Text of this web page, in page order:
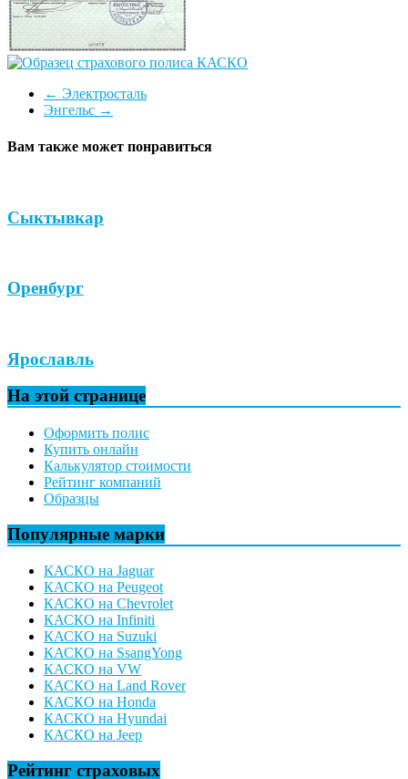
← Электросталь
Энгельс →
Вам также может понравиться
Сыктывкар
Оренбург
Ярославль
На этой странице
Оформить полис
Купить онлайн
Калькулятор стоимости
Рейтинг компаний
Образцы
Популярные марки
КАСКО на Jaguar
КАСКО на Peugeot
КАСКО на Chevrolet
КАСКО на Infiniti
КАСКО на Suzuki
КАСКО на SsangYong
КАСКО на VW
КАСКО на Land Rover
КАСКО на Honda
КАСКО на Hyundai
КАСКО на Jeep
Рейтинг страховых